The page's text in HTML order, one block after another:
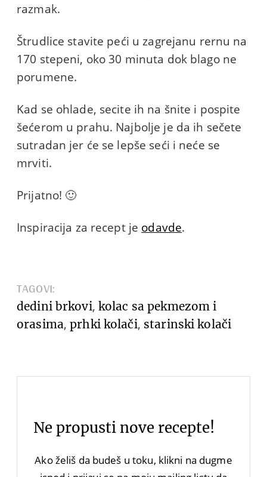
razmak.
Štrudlice stavite peći u zagrejanu rernu na
170 stepeni, oko 30 minuta dok blago ne
porumene.
Kad se ohlade, secite ih na šnite i pospite
šećerom u prahu. Najbolje je da ih sečete
sutradan jer će se lepše seći i neće se
mrviti.
Prijatno! 🙂
Inspiracija za recept je odavde.
TAGOVI:
dedini brkovi, kolac sa pekmezom i
orasima,prhki kolači, starinski kolači
Ne propusti nove recepte!
Ako želiš da budeš u toku, klikni na dugme